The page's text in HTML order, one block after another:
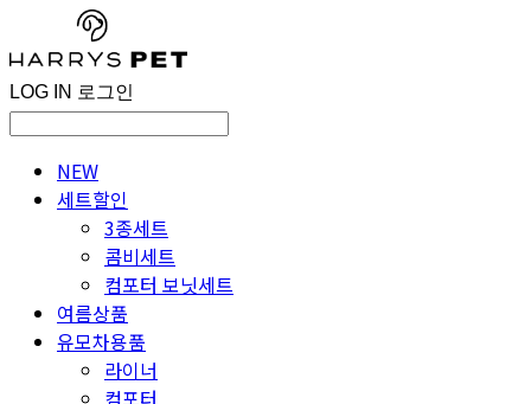
LOG IN 로그인
NEW
세트할인
3종세트
콤비세트
컴포터 보닛세트
여름상품
유모차용품
라이너
컴포터